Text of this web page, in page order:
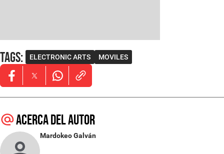
Tags: ELECTRONIC ARTS MOVILES
Opens in new window
Opens in new window
Opens in new window
Acerca del autor
Mardokeo Galván